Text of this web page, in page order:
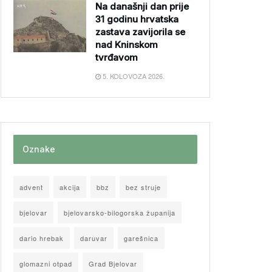
Na današnji dan prije
31 godinu hrvatska
zastava zavijorila se
nad Kninskom
tvrđavom
5. KOLOVOZA 2026.
Oznake
advent akcija bbz bez struje
bjelovar bjelovarsko-bilogorska županija
dario hrebak daruvar garešnica
glomazni otpad Grad Bjelovar